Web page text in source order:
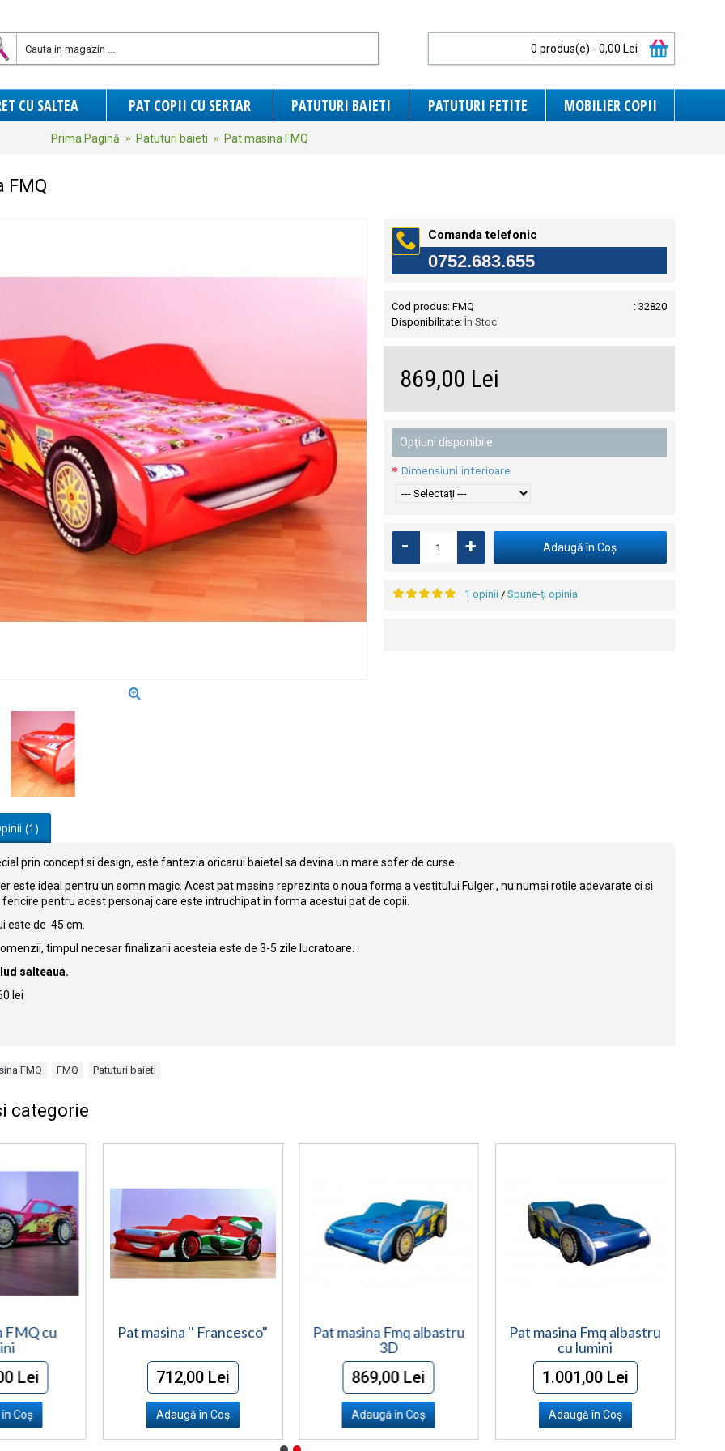
0 produs(e) - 0,00 Lei
CU SALTEA PAT COPII CU SERTAR PATUTURI BAIETI PATUTURI FETITE MOBILIER COPII
Prima Pagină Patuturi baieti Pat masina FMQ
Pat masina Spider Man
573,00 Lei
Adaugă în Coş
Pat masina FMQ cu
lumini
1.001,00 Lei
Adaugă în Coş
FMQ
Comanda telefonic
0752.683.655
: 32820
Cod produs: FMQ
Disponibilitate: În Stoc
869,00 Lei
Opţiuni disponibile
Dimensiuni interioare
- + Adaugă în Coş
1 opinii / Spune-ţi opinia
(1)
prin concept si design, este fantezia oricarui baietel sa devina un mare sofer de curse.
este ideal pentru un somn magic. Acest pat masina reprezinta o noua forma a vestitului Fulger , nu numai rotile adevarate ci si
pentru acest personaj care este intruchipat in forma acestui pat de copii.
este de 45 cm.
timpul necesar finalizarii acesteia este de 3-5 zile lucratoare. .
salteaua.
lei
FMQ FMQ Patuturi baieti
categorie
FMQ cu
Lei
Coş
Pat masina '' Francesco"
712,00 Lei
Adaugă în Coş
Pat masina Fmq albastru
3D
869,00 Lei
Adaugă în Coş
Pat masina Fmq albastru
cu lumini
1.001,00 Lei
Adaugă în Coş